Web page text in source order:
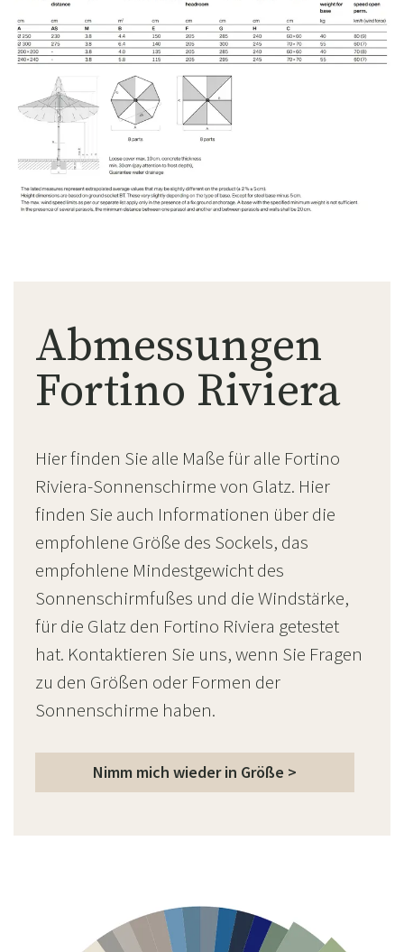
Abmessungen
Fortino Riviera
Hier finden Sie alle Maße für alle Fortino
Riviera-Sonnenschirme von Glatz. Hier
finden Sie auch Informationen über die
empfohlene Größe des Sockels, das
empfohlene Mindestgewicht des
Sonnenschirmfußes und die Windstärke,
für die Glatz den Fortino Riviera getestet
hat. Kontaktieren Sie uns, wenn Sie Fragen
zu den Größen oder Formen der
Sonnenschirme haben.
Nimm mich wieder in Größe >